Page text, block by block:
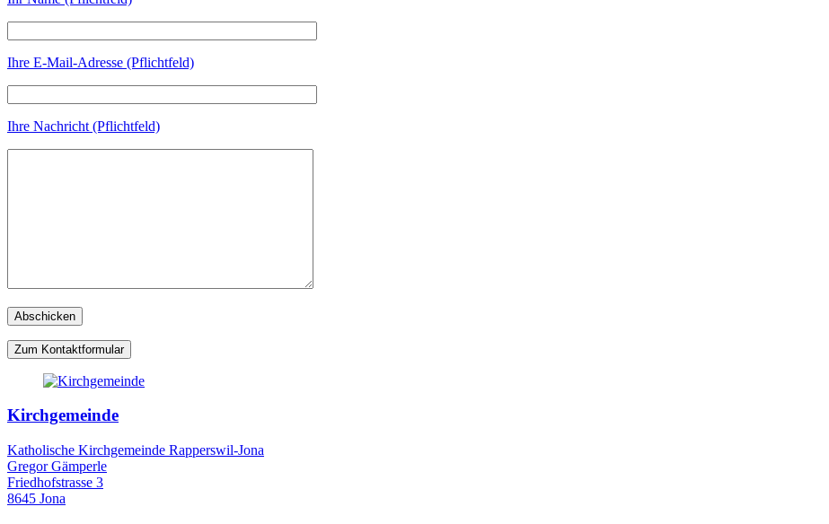
Ihre E-Mail-Adresse (Pflichtfeld)
Ihre Nachricht (Pflichtfeld)
Zum Kontaktformular
Kirchgemeinde
Katholische Kirchgemeinde Rapperswil-Jona
Gregor Gämperle
Friedhofstrasse 3
8645 Jona